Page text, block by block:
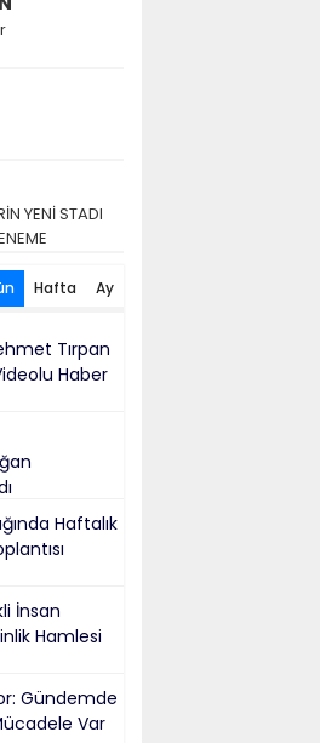
YENİ STADI
Hafta Ay
Tırpan
Haber
Haftalık
İnsan
Hamlesi
Gündemde
Var